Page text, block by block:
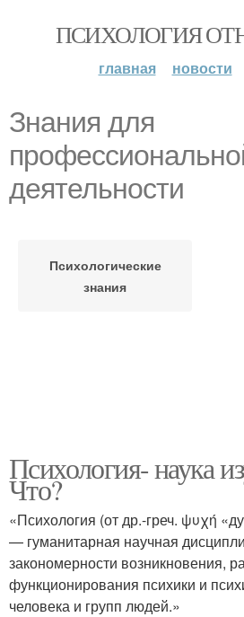
ПСИХОЛОГИЯ
главная новости
Знания для
деятельности
Психологические
знания
Психология- наука
Что?
«Психология (от др.-греч. ψυχή
— гуманитарная научная
закономерности возникновения,
функционирования психики и
человека и групп людей.»